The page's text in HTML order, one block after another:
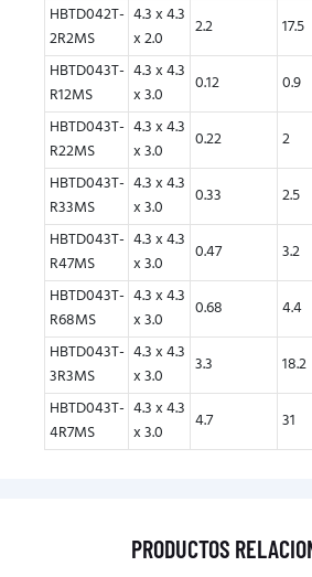
HBTD042T-
2R2MS
4.3 x 4.3
x 2.0
2.2 17.5
HBTD043T-
R12MS
4.3 x 4.3
x 3.0
0.12 0.9
HBTD043T-
R22MS
4.3 x 4.3
x 3.0
0.22 2
HBTD043T-
R33MS
4.3 x 4.3
x 3.0
0.33 2.5
HBTD043T-
R47MS
4.3 x 4.3
x 3.0
0.47 3.2
HBTD043T-
R68MS
4.3 x 4.3
x 3.0
0.68 4.4
HBTD043T-
3R3MS
4.3 x 4.3
x 3.0
3.3 18.2
HBTD043T-
4R7MS
4.3 x 4.3
x 3.0
4.7 31
PRODUCTOS